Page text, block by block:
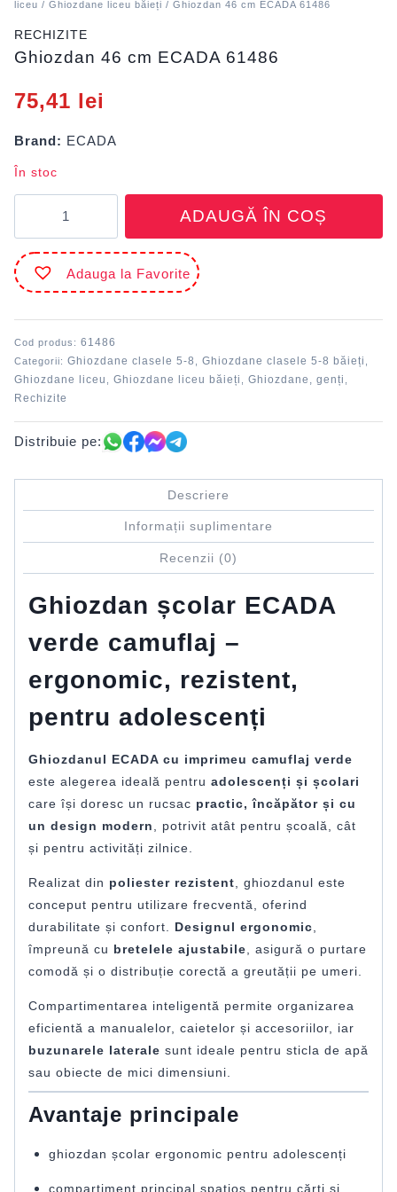
liceu / Ghiozdane liceu băieți / Ghiozdan 46 cm ECADA 61486
RECHIZITE
Ghiozdan 46 cm ECADA 61486
75,41 lei
Brand: ECADA
În stoc
Ghiozdan
46
cm
ECADA
61486
ADAUGĂ ÎN COȘ
Adauga la Favorite
Cod produs: 61486
Categorii: Ghiozdane clasele 5-8 Ghiozdane clasele 5-8 băieți
Ghiozdane liceu Ghiozdane liceu băieți Ghiozdane, genți
Rechizite
Distribuie pe:
Descriere
Informații suplimentare
Recenzii (0)
Ghiozdan școlar ECADA
verde camuflaj –
ergonomic, rezistent,
pentru adolescenți
Ghiozdanul ECADA cu imprimeu camuflaj verde
este alegerea ideală pentru adolescenți și școlari
care își doresc un rucsac practic, încăpător și cu
un design modern, potrivit atât pentru școală, cât
și pentru activități zilnice.
Realizat din poliester rezistent, ghiozdanul este
conceput pentru utilizare frecventă, oferind
durabilitate și confort. Designul ergonomic,
împreună cu bretelele ajustabile, asigură o purtare
comodă și o distribuție corectă a greutății pe umeri.
Compartimentarea inteligentă permite organizarea
eficientă a manualelor, caietelor și accesoriilor, iar
buzunarele laterale sunt ideale pentru sticla de apă
sau obiecte de mici dimensiuni.
Avantaje principale
ghiozdan școlar ergonomic pentru adolescenți
compartiment principal spațios pentru cărți și